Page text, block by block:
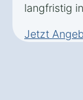
langfristig
Jetzt